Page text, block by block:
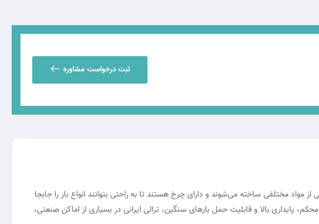
ثبت درخواست مشاوره
از مواد مختلفی ساخته می‌شوند و دارای چرخ هستند تا به راحتی بتوانند انواع بار را جابجا
پایداری بالا و قابلیت حمل بارهای سنگین، ترالی ایرانی در بسیاری از اماکن صنعتی،